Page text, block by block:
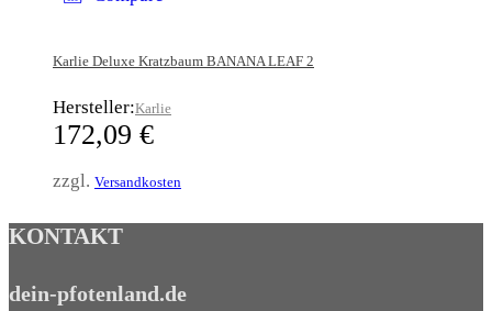
Karlie Deluxe Kratzbaum BANANA LEAF 2
Hersteller:Karlie
172,09 €
zzgl. Versandkosten
KONTAKT
dein-pfotenland.de